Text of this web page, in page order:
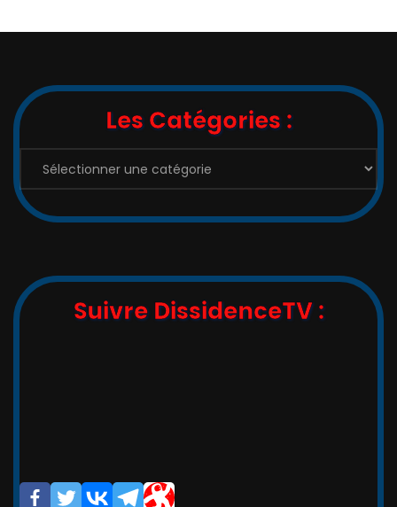
Les Catégories :
Catégories
Suivre DissidenceTV :